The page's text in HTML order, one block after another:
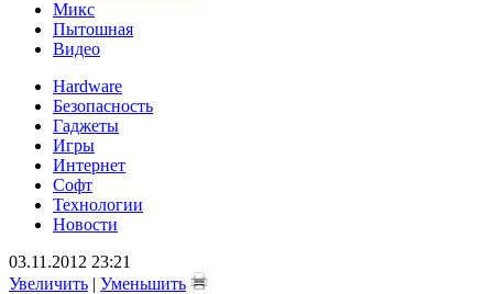
Микс
Пытошная
Видео
Hardware
Безопасность
Гаджеты
Игры
Интернет
Софт
Технологии
Новости
03.11.2012 23:21
Увеличить | Уменьшить